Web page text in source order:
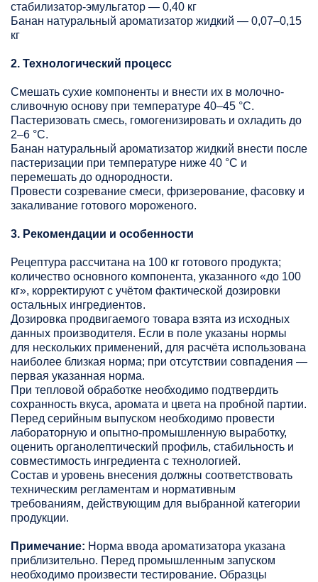
стабилизатор-эмульгатор — 0,40 кг
Банан натуральный ароматизатор жидкий — 0,07–0,15
кг
2. Технологический процесс
Смешать сухие компоненты и внести их в молочно-
сливочную основу при температуре 40–45 °C.
Пастеризовать смесь, гомогенизировать и охладить до
2–6 °C.
Банан натуральный ароматизатор жидкий внести после
пастеризации при температуре ниже 40 °C и
перемешать до однородности.
Провести созревание смеси, фризерование, фасовку и
закаливание готового мороженого.
3. Рекомендации и особенности
Рецептура рассчитана на 100 кг готового продукта;
количество основного компонента, указанного «до 100
кг», корректируют с учётом фактической дозировки
остальных ингредиентов.
Дозировка продвигаемого товара взята из исходных
данных производителя. Если в поле указаны нормы
для нескольких применений, для расчёта использована
наиболее близкая норма; при отсутствии совпадения —
первая указанная норма.
При тепловой обработке необходимо подтвердить
сохранность вкуса, аромата и цвета на пробной партии.
Перед серийным выпуском необходимо провести
лабораторную и опытно-промышленную выработку,
оценить органолептический профиль, стабильность и
совместимость ингредиента с технологией.
Состав и уровень внесения должны соответствовать
техническим регламентам и нормативным
требованиям, действующим для выбранной категории
продукции.
Примечание: Норма ввода ароматизатора указана
приблизительно. Перед промышленным запуском
необходимо произвести тестирование. Образцы